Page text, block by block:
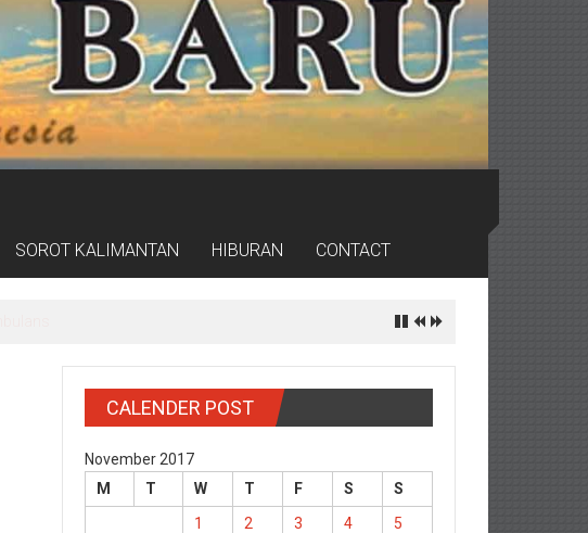
SOROT KALIMANTAN HIBURAN CONTACT
CALENDER POST
November 2017
M
T W T F S
S
1
2 3 4
5